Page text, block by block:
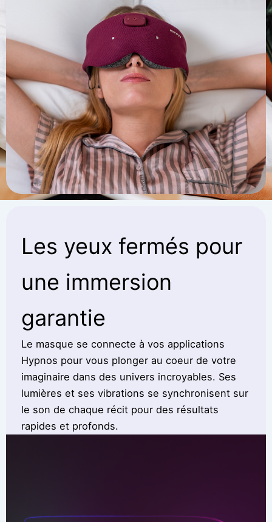
Les yeux fermés pour
une immersion
garantie
Le masque se connecte à vos applications
Hypnos pour vous plonger au coeur de votre
imaginaire dans des univers incroyables. Ses
lumières et ses vibrations se synchronisent sur
le son de chaque récit pour des résultats
rapides et profonds.